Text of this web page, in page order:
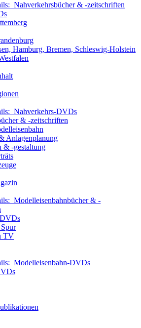
Nahverkehrsbücher & -zeitschriften
Hamburg, Bremen, Schleswig-Holstein
Nahverkehrs-DVDs
& -zeitschriften
Anlagenplanung
& -gestaltung
Modelleisenbahnbücher & -
TV
Modelleisenbahn-DVDs